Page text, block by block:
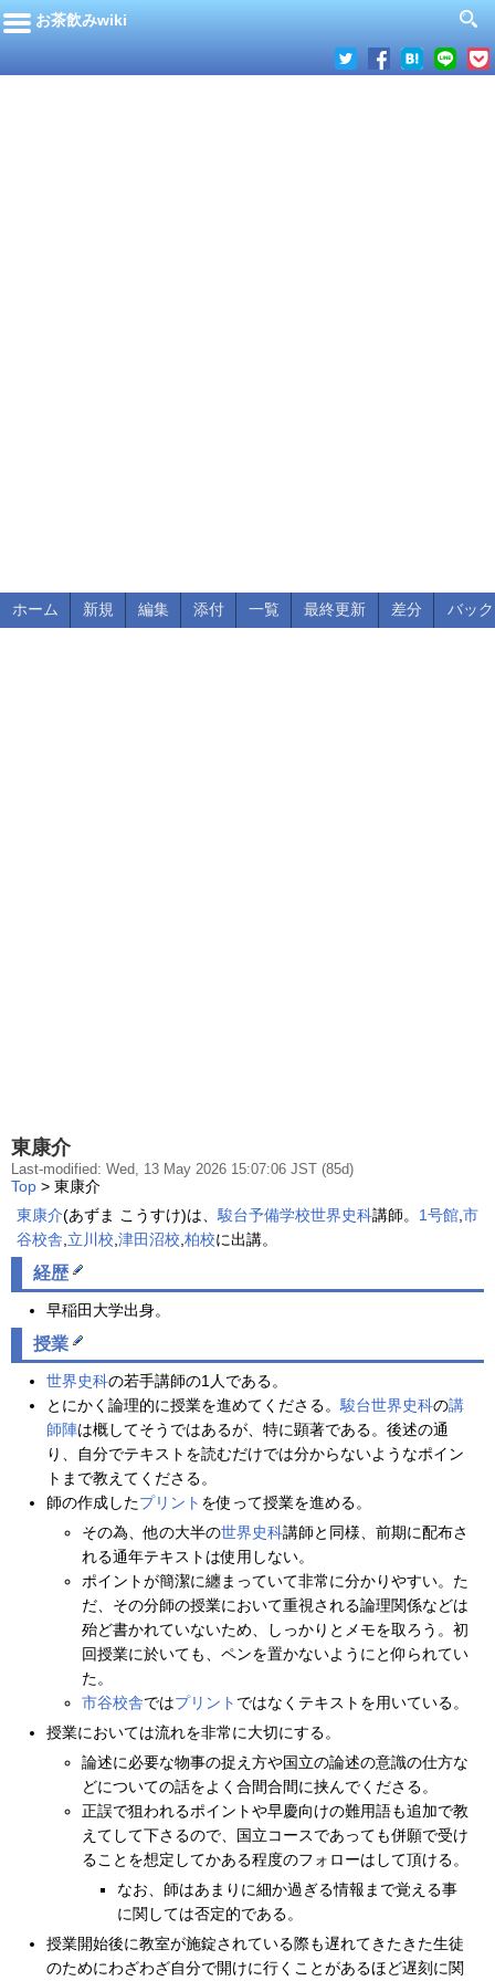
お茶飲みwiki
ホーム 新規 編集 添付 一覧 最終更新 差分 バッ
東康介
Last-modified: Wed, 13 May 2026 15:07:06 JST (85d)
Top > 東康介
東康介(あずま こうすけ)は、 駿台予備学校世界史科講師。 1号館 市
谷校舎 立川校 津田沼校 柏校に出講。
経歴
早稲田大学出身。
授業
世界史科の若手講師の1人である。
とにかく論理的に授業を進めてくださる。 駿台世界史科の講
師陣は概してそうではあるが、特に顕著である。後述の通
り、自分でテキストを読むだけでは分からないようなポイン
トまで教えてくださる。
師の作成したプリント を使って授業を進める。
その為、他の大半の世界史科講師と同様、前期に配布さ
れる通年テキストは使用しない。
ポイントが簡潔に纏まっていて非常に分かりやすい。た
だ、その分師の授業において重視される論理関係などは
殆ど書かれていないため、しっかりとメモを取ろう。初
回授業に於いても、ペンを置かないようにと仰られてい
た。
市谷校舎ではプリント ではなくテキストを用いている。
授業においては流れを非常に大切にする。
論述に必要な物事の捉え方や国立の論述の意識の仕方な
どについての話をよく合間合間に挟んでくださる。
正誤で狙われるポイントや早慶向けの難用語も追加で教
えてして下さるので、国立コースであっても併願で受け
ることを想定してかある程度のフォローはして頂ける。
なお、師はあまりに細か過ぎる情報まで覚える事
に関しては否定的である。
授業開始後に教室が施錠されている際も遅れてきたきた生徒
のためにわざわざ自分で開けに行くことがあるほど遅刻に関